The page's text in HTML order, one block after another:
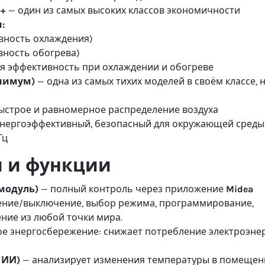
— один из самых высоких классов экономичности
охлаждения)
обогрева)
эффективность при охлаждении и обогреве
— одна из самых тихих моделей в своём классе,
и равномерное распределение воздуха
безопасный для окружающей среды
и функции
— полный контроль через приложение Midea
выключение, выбор режима, программирование,
из любой точки мира.
энергосбережение: снижает потребление
ИИ) — анализирует изменения температуры в